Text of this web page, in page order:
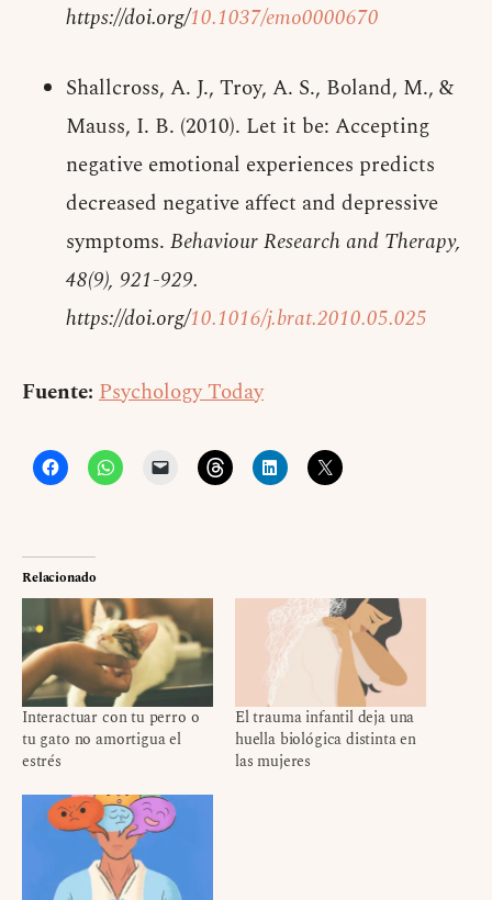
https://doi.org/10.1037/emo0000670
Shallcross, A. J., Troy, A. S., Boland, M., &
Mauss, I. B. (2010). Let it be: Accepting
negative emotional experiences predicts
decreased negative affect and depressive
symptoms. Behaviour Research and Therapy,
48(9), 921-929.
https://doi.org/10.1016/j.brat.2010.05.025
Fuente: Psychology Today
Relacionado
Interactuar con tu perro o
tu gato no amortigua el
estrés
El trauma infantil deja una
huella biológica distinta en
las mujeres